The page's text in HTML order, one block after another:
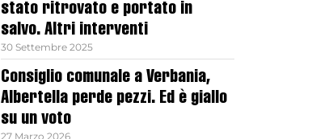
stato ritrovato e portato in
salvo. Altri interventi
30 Settembre 2025
Consiglio comunale a Verbania,
Albertella perde pezzi. Ed è giallo
su un voto
27 Marzo 2026